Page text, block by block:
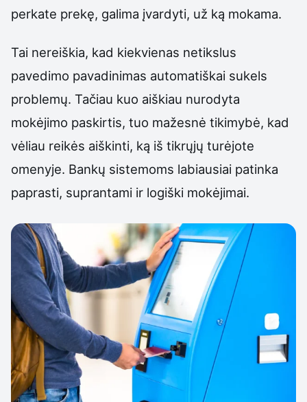
perkate prekę, galima įvardyti, už ką mokama.
Tai nereiškia, kad kiekvienas netikslus
pavedimo pavadinimas automatiškai sukels
problemų. Tačiau kuo aiškiau nurodyta
mokėjimo paskirtis, tuo mažesnė tikimybė, kad
vėliau reikės aiškinti, ką iš tikrųjų turėjote
omenyje. Bankų sistemoms labiausiai patinka
paprasti, suprantami ir logiški mokėjimai.